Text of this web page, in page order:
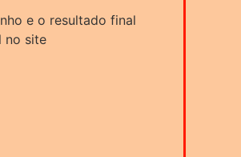
e o resultado final
no site